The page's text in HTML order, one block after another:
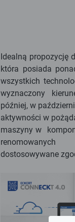
Idealną propozycję
która posiada
wszystkich
wyznaczony
później, w
aktywności w
maszyny w
dostosowywane